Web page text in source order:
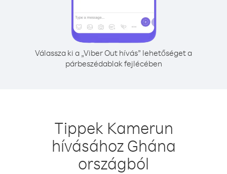
Válassza ki a „Viber Out hívás” lehetőséget a
párbeszédablak fejlécében
Tippek Kamerun
hívásához Ghána
országból